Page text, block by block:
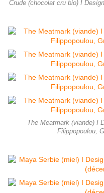
Crude (chocolat cru bio) I
The Meatmark (viande) I
Filippopoulou,